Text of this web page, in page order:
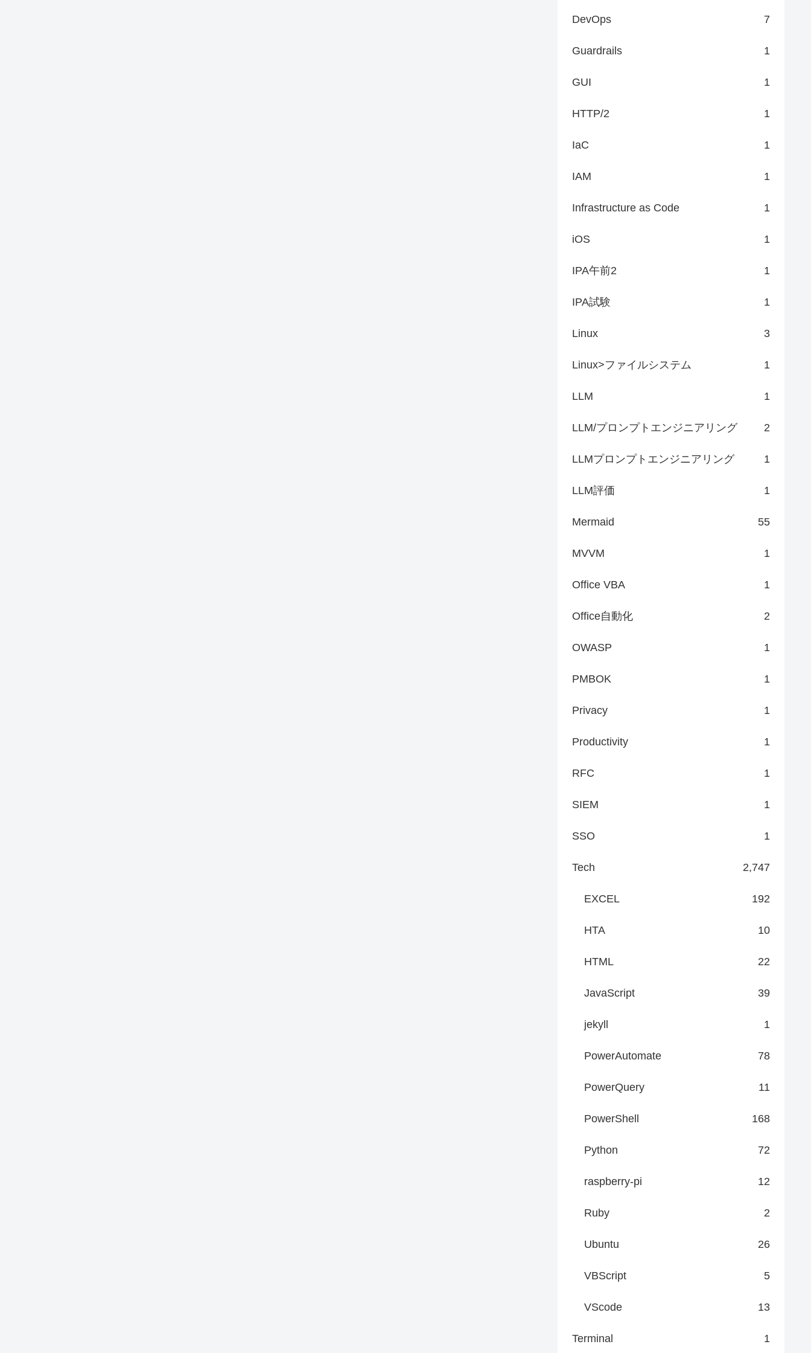
DevOps 7
Guardrails 1
GUI 1
HTTP/2 1
IaC 1
IAM 1
Infrastructure as Code 1
iOS 1
IPA午前2 1
IPA試験 1
Linux 3
Linux>ファイルシステム 1
LLM 1
LLM/プロンプトエンジニアリング 2
LLMプロンプトエンジニアリング 1
LLM評価 1
Mermaid 55
MVVM 1
Office VBA 1
Office自動化 2
OWASP 1
PMBOK 1
Privacy 1
Productivity 1
RFC 1
SIEM 1
SSO 1
Tech 2,747
EXCEL 192
HTA 10
HTML 22
JavaScript 39
jekyll 1
PowerAutomate 78
PowerQuery 11
PowerShell 168
Python 72
raspberry-pi 12
Ruby 2
Ubuntu 26
VBScript 5
VScode 13
Terminal 1